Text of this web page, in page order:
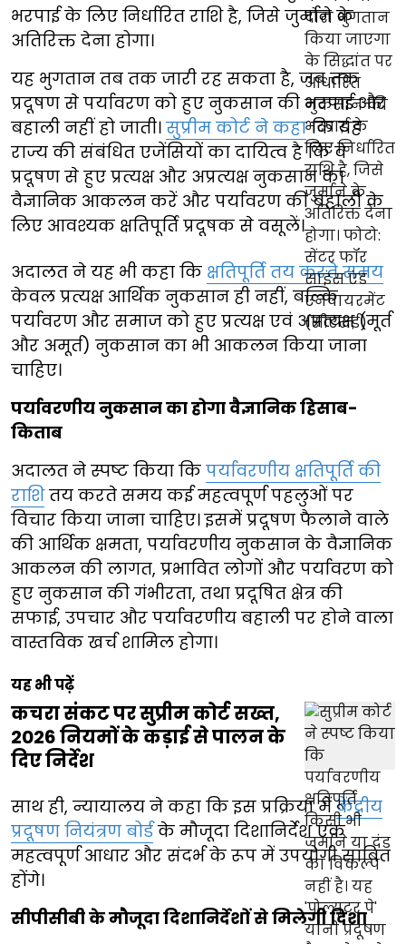
भरपाई के लिए निर्धारित राशि है, जिसे जुर्माने के
अतिरिक्त देना होगा।
यह भुगतान तब तक जारी रह सकता है, जब तक
प्रदूषण से पर्यावरण को हुए नुकसान की भरपाई और
बहाली नहीं हो जाती। सुप्रीम कोर्ट ने कहाकि यह
राज्य की संबंधित एजेंसियों का दायित्व है कि वे
प्रदूषण से हुए प्रत्यक्ष और अप्रत्यक्ष नुकसान का
वैज्ञानिक आकलन करें और पर्यावरण की बहाली के
लिए आवश्यक क्षतिपूर्ति प्रदूषक से वसूलें।
अदालत ने यह भी कहा कि क्षतिपूर्ति तय करते समय
केवल प्रत्यक्ष आर्थिक नुकसान ही नहीं, बल्कि
पर्यावरण और समाज को हुए प्रत्यक्ष एवं अप्रत्यक्ष (मूर्त
और अमूर्त) नुकसान का भी आकलन किया जाना
चाहिए।
पर्यावरणीय नुकसान का होगा वैज्ञानिक हिसाब-
किताब
अदालत ने स्पष्ट किया कि पर्यावरणीय क्षतिपूर्ति की
राशितय करते समय कई महत्वपूर्ण पहलुओं पर
विचार किया जाना चाहिए। इसमें प्रदूषण फैलाने वाले
की आर्थिक क्षमता, पर्यावरणीय नुकसान के वैज्ञानिक
आकलन की लागत, प्रभावित लोगों और पर्यावरण को
हुए नुकसान की गंभीरता, तथा प्रदूषित क्षेत्र की
सफाई, उपचार और पर्यावरणीय बहाली पर होने वाला
वास्तविक खर्च शामिल होगा।
यह भी पढ़ें
कचरा संकट पर सुप्रीम कोर्ट सख्त,
2026 नियमों के कड़ाई से पालन के
दिए निर्देश
साथ ही, न्यायालय ने कहा कि इस प्रक्रिया मेंकेंद्रीय
प्रदूषण नियंत्रण बोर्डके मौजूदा दिशानिर्देश एक
महत्वपूर्ण आधार और संदर्भ के रूप में उपयोगी साबित
होंगे।
सीपीसीबी के मौजूदा दिशानिर्देशों से मिलेगी दिशा